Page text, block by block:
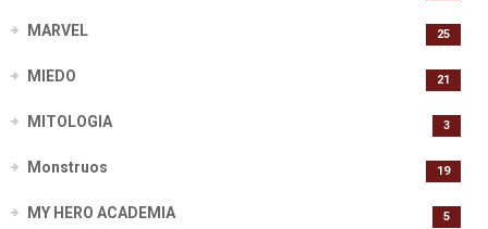
MARVEL 25
MIEDO 21
MITOLOGIA 3
Monstruos 19
MY HERO ACADEMIA 5